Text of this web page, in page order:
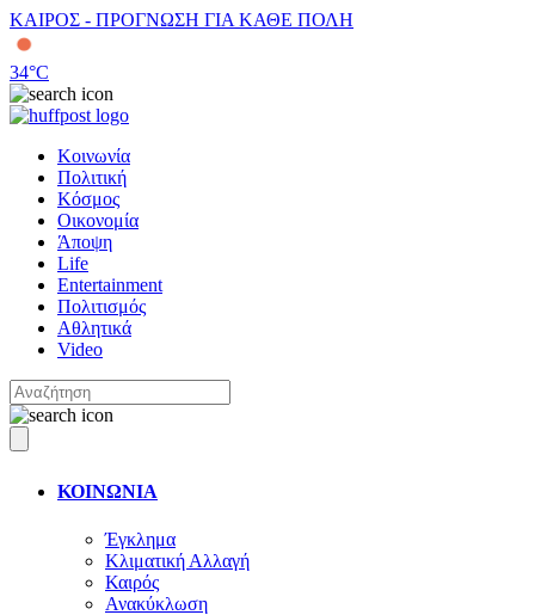
ΚΑΙΡΟΣ - ΠΡΟΓΝΩΣΗ ΓΙΑ ΚΑΘΕ ΠΟΛΗ
34°C
Κοινωνία
Πολιτική
Κόσμος
Οικονομία
Άποψη
Life
Entertainment
Πολιτισμός
Αθλητικά
Video
ΚΟΙΝΩΝΙΑ
Έγκλημα
Κλιματική Αλλαγή
Καιρός
Ανακύκλωση